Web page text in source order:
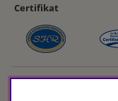
Certifikat